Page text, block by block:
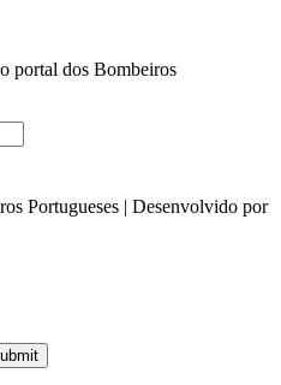
portal dos Bombeiros
Portugueses | Desenvolvido por